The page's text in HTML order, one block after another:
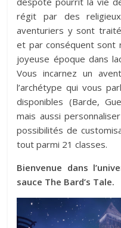
régit par des
aventuriers y sont
et par conséquent sont
joyeuse époque dans
Vous incarnez un
l’archétype qui vous
disponibles (Barde,
mais aussi
possibilités de
tout parmi 21 classes.
Bienvenue dans
sauce The Bard’s Tale.